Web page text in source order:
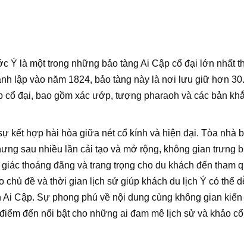
Ý là một trong những bảo tàng Ai Cập cổ đại lớn nhất
lập vào năm 1824, bảo tàng này là nơi lưu giữ hơn
cổ đại, bao gồm xác ướp, tượng pharaoh và các bản
kết hợp hài hòa giữa nét cổ kính và hiện đại. Tòa nhà
sau nhiều lần cải tạo và mở rộng, không gian trưng
thoáng đãng và trang trọng cho du khách đến tham
chủ đề và thời gian lịch sử giúp khách du lịch Ý có thể
Cập. Sự phong phú về nội dung cùng không gian kiến
đến nổi bật cho những ai đam mê lịch sử và khảo